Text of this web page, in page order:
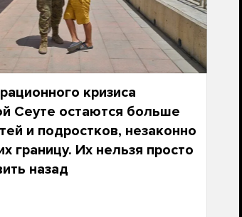
кризиса
Сеуте остаются больше
и подростков, незаконно
границу. Их нельзя просто
назад